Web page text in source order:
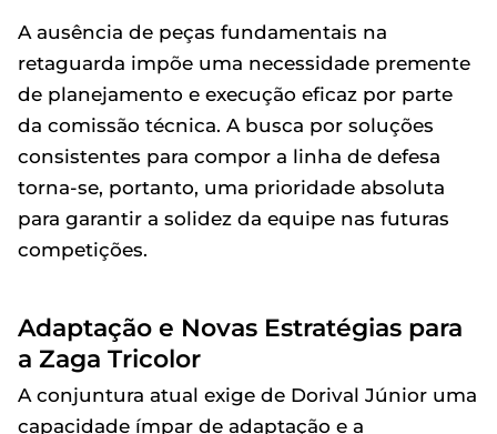
A ausência de peças fundamentais na
retaguarda impõe uma necessidade premente
de planejamento e execução eficaz por parte
da comissão técnica. A busca por soluções
consistentes para compor a linha de defesa
torna-se, portanto, uma prioridade absoluta
para garantir a solidez da equipe nas futuras
competições.
Adaptação e Novas Estratégias para
a Zaga Tricolor
A conjuntura atual exige de Dorival Júnior uma
capacidade ímpar de adaptação e a